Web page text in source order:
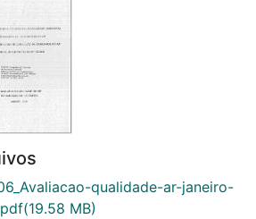
qualidade-ar-janeiro-
(19.58 MB)